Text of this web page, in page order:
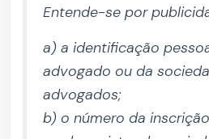
Entende-se por
a) a identificação
advogado ou da
advogados;
b) o número da